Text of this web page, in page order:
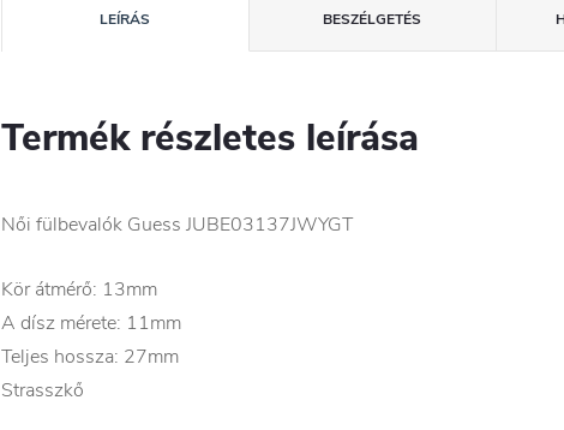
LEÍRÁS BESZÉLGETÉS
Termék részletes leírása
Női fülbevalók Guess JUBE03137JWYGT
Kör átmérő: 13mm
A dísz mérete: 11mm
Teljes hossza: 27mm
Strasszkő